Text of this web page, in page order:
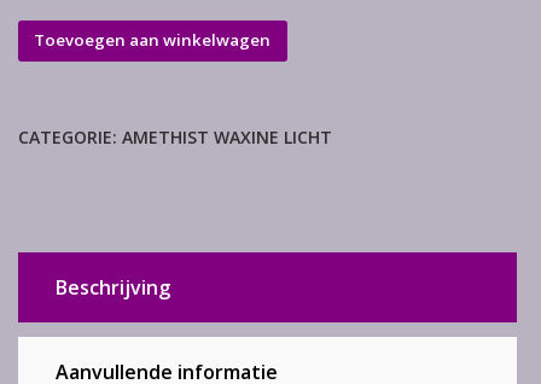
Amethist
Waxine
Toevoegen aan winkelwagen
CATEGORIE: AMETHIST WAXINE LICHT
Beschrijving
Aanvullende informatie